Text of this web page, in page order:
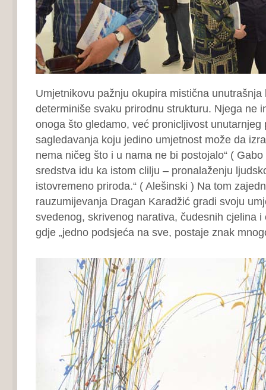
Umjetnikovu pažnju okupira mistična unutrašnja
determiniše svaku prirodnu strukturu. Njega ne
onoga što gledamo, već pronicljivost unutarnjeg
sagledavanja koju jedino umjetnost može da
nema ničeg što i u nama ne bi postojalo“ ( Gabo
sredstva idu ka istom clilju – pronalaženju
istovremeno priroda.“ ( Alešinski ) Na tom
rauzumijevanja Dragan Karadžić gradi svoju
svedenog, skrivenog narativa, čudesnih cjelina i
gdje „jedno podsjeća na sve, postaje znak